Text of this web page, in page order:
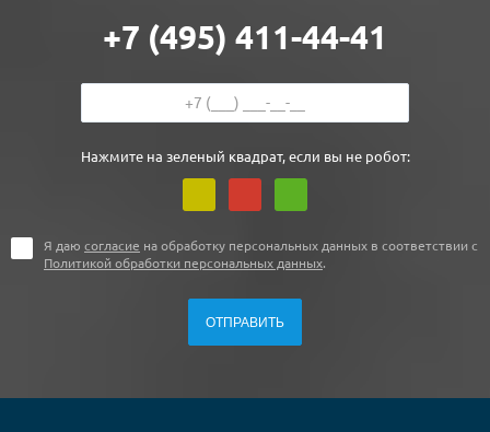
+7 (495) 411-44-41
Нажмите на зеленый квадрат, если вы не робот:
Я даю согласие на обработку персональных данных в соответствии с
Политикой обработки персональных данных.